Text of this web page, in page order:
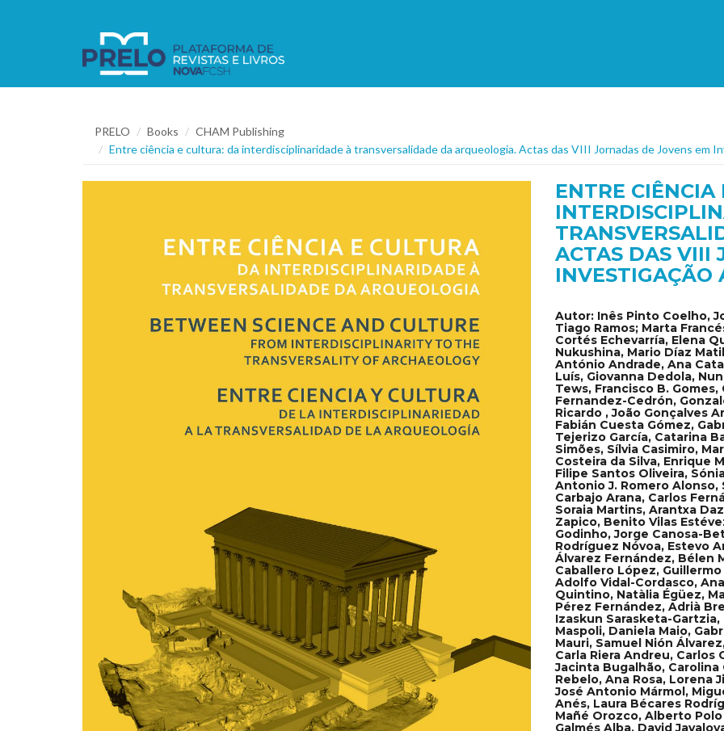
PRELO Books
CHAM Publishing
Entre ciência e cultura: da interdisciplinaridade à transversalidade da arqueologia. Actas das VIII Jornadas de Jovens em
ENTRE
ACTAS DAS VIII
INVESTIGAÇÃO
Autor: Inês Pinto Coelho,
Tiago Ramos; Marta
Cortés Echevarría, Elena
Nukushina, Mario Díaz
António Andrade, Ana
Luís, Giovanna Dedola,
Tews, Francisco B.
Fernandez-Cedrón,
Ricardo , João Gonçalves
Fabián Cuesta Gómez,
Tejerizo García, Catarina
Simões, Sílvia Casimiro,
Costeira da Silva, Enrique
Filipe Santos Oliveira,
Antonio J. Romero
Carbajo Arana, Carlos
Soraia Martins, Arantxa
Zapico, Benito Vilas
Godinho, Jorge Canosa-
Rodríguez Nóvoa, Estevo
Álvarez Fernández, Bélen
Caballero López,
Adolfo Vidal-Cordasco,
Quintino, Natàlia Égüez,
Pérez Fernández, Adrià
Izaskun Sarasketa-
Maspoli, Daniela Maio,
Mauri, Samuel Nión
Carla Riera Andreu, Carlos
Jacinta Bugalhão, Carolina
Rebelo, Ana Rosa, Lorena
José Antonio Mármol,
Anés, Laura Bécares
Mañé Orozco, Alberto
Galmés Alba, David